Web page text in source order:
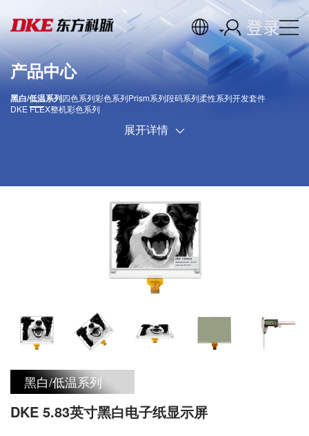
登录
产品中心
黑白/低温系列四色系列彩色系列Prism系列段码系列柔性系列开发套件
DKE FLEX整机彩色系列
展开详情
DKE双色电子纸显示器包括常温范围和低温范围两种
类型，可在不同温度条件下使用。 双色电子纸显示
头发的长度，每个 微胶囊含有两种类型的电泳颗粒:
带负电的白色颜料和带正电的黑色颜料，它们分别漂
浮在透明液体的上方和下方。利用正极和负极相互吸
黑白/低温系列
DKE 5.83英寸黑白电子纸显示屏